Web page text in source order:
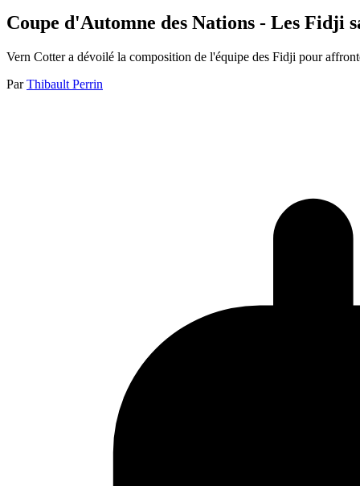
Coupe d'Automne des Nations - Les Fidji
Vern Cotter a dévoilé la composition de l'équipe des Fidji pour
Par Thibault Perrin